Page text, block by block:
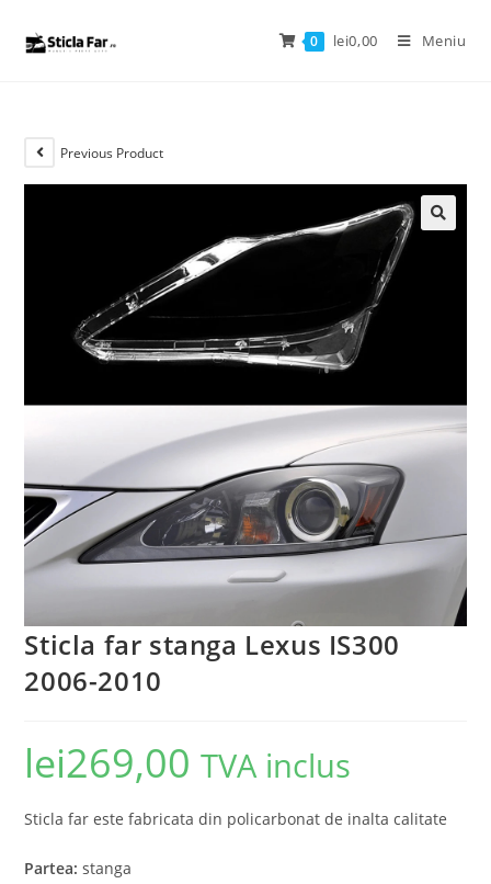
0 lei0,00 Meniu
Previous Product
Sticla far stanga Lexus IS300
2006-2010
lei269,00 TVA inclus
Sticla far este fabricata din policarbonat de inalta calitate
Partea: stanga